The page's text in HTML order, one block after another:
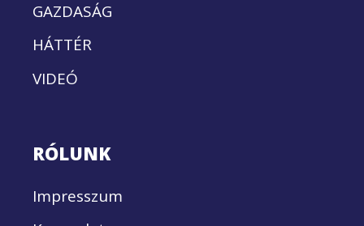
GAZDASÁG
HÁTTÉR
VIDEÓ
RÓLUNK
Impresszum